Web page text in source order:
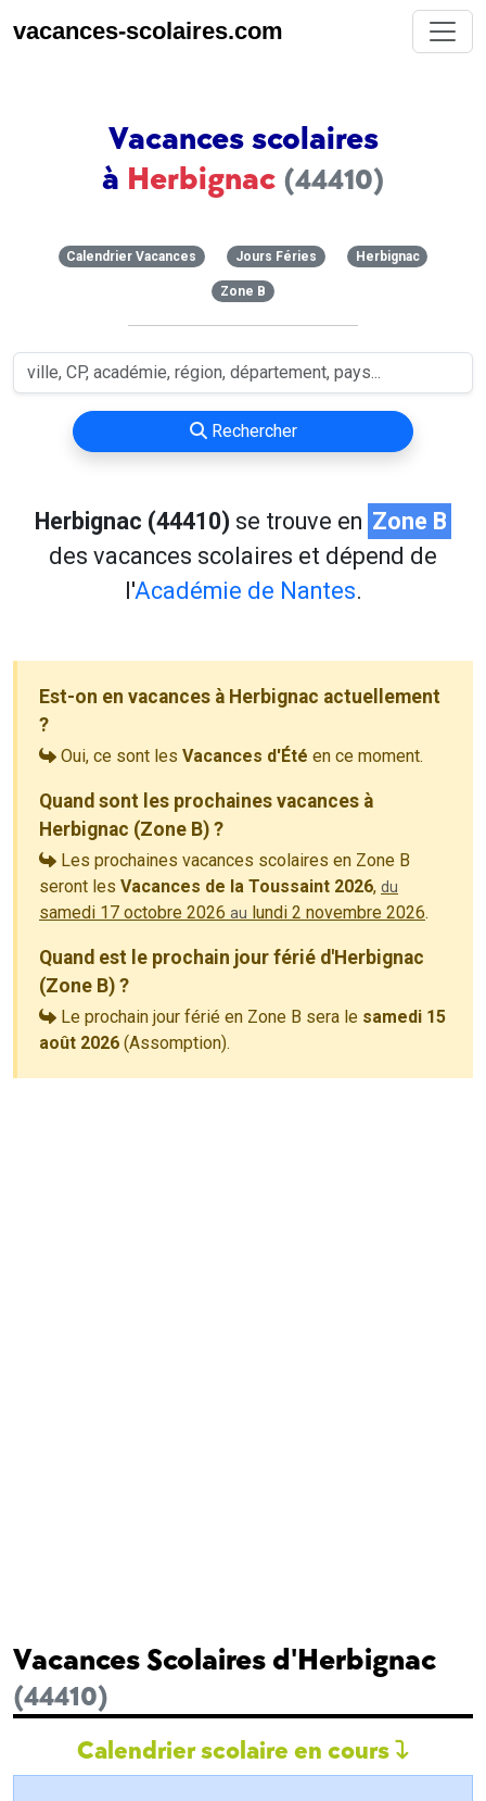
vacances-scolaires.com
Vacances scolaires
à Herbignac (44410)
Calendrier Vacances Jours Féries Herbignac
Zone B
Rechercher
Herbignac (44410) se trouve en Zone B
des vacances scolaires et dépend de
l'Académie de Nantes.
Est-on en vacances à Herbignac actuellement
?
Oui, ce sont les Vacances d'Été en ce moment.
Quand sont les prochaines vacances à
Herbignac (Zone B) ?
Les prochaines vacances scolaires en Zone B
seront les Vacances de la Toussaint 2026, du
samedi 17 octobre 2026 au lundi 2 novembre 2026.
Quand est le prochain jour férié d'Herbignac
(Zone B) ?
Le prochain jour férié en Zone B sera le samedi 15
août 2026 (Assomption).
Vacances Scolaires d'Herbignac
(44410)
Calendrier scolaire en cours